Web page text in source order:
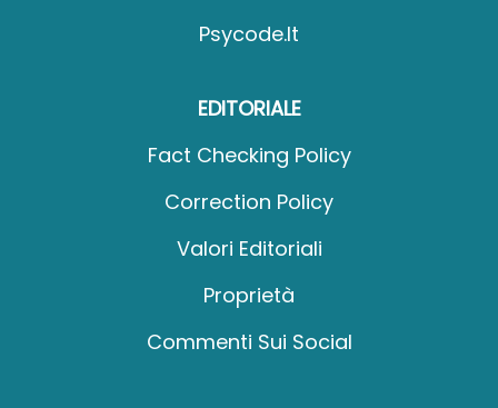
Psycode.it
EDITORIALE
Fact Checking Policy
Correction Policy
Valori Editoriali
Proprietà
Commenti Sui Social